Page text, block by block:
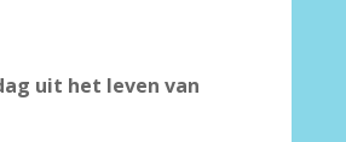
uit het leven van